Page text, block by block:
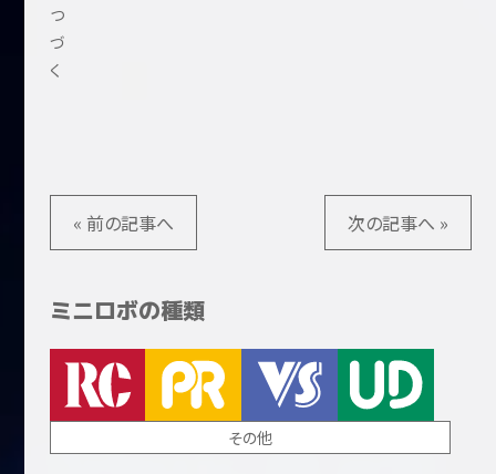
つ
づ
く
« 前の記事へ 次の記事へ »
ミニロボの種類
その他